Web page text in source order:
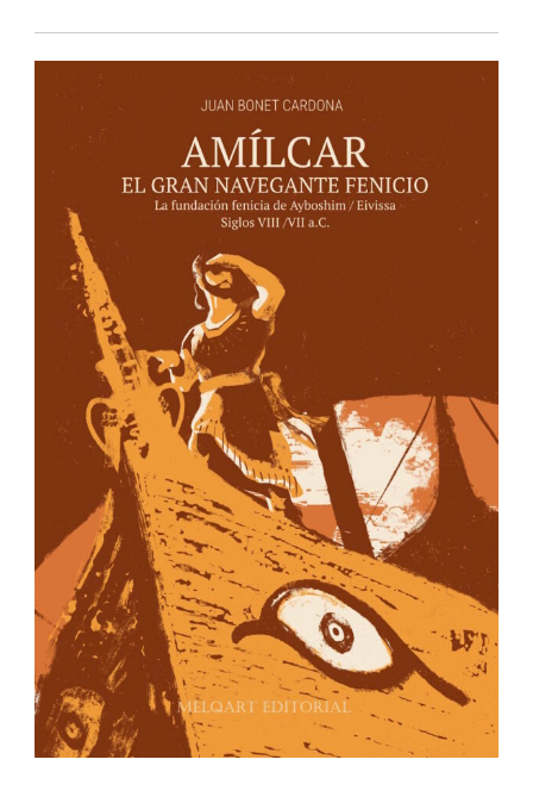
IBIZA EDITIONS
Apartado de correos nº40
Ibiza – Islas Baleares
07800 España
info@ibizaeditions.com
illes@illes.cat
NUESTRAS WEBS
www.Ibiza-click.com
www.Ibiza-tickets.com
www.Ibizaeditions.com
www.tvclick.es